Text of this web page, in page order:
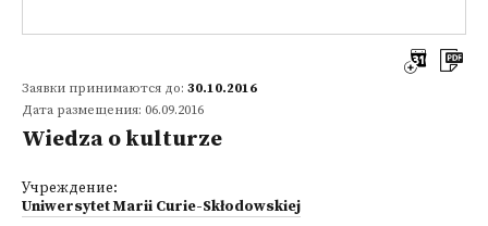
Заявки принимаются до: 30.10.2016
Дата размещения: 06.09.2016
Wiedza o kulturze
Учреждение:
Uniwersytet Marii Curie-Skłodowskiej